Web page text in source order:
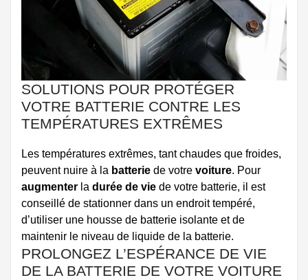
SOLUTIONS POUR PROTÉGER
VOTRE BATTERIE CONTRE LES
TEMPÉRATURES EXTRÊMES
Les températures extrêmes, tant chaudes que froides,
peuvent nuire à la batterie de votre voiture. Pour
augmenter la durée de vie de votre batterie, il est
conseillé de stationner dans un endroit tempéré,
d’utiliser une housse de batterie isolante et de
maintenir le niveau de liquide de la batterie.
PROLONGEZ L’ESPÉRANCE DE VIE
DE LA BATTERIE DE VOTRE VOITURE